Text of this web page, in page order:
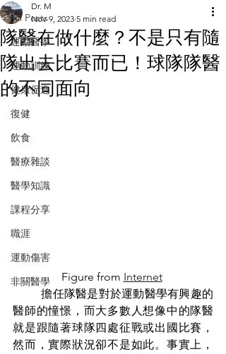
All Posts
運動醫學
運動訓練
健康促進
復健
飲食
醫療雜談
醫學知識
課程分享
職涯
運動傷害
非關醫學
隊醫在做什麼？不是只有隨
隊出去比賽而已！球隊隊醫
的不同面向
Dr. M
Nov 9, 2023 5 min read
Figure from Internet
	擔任隊醫是對於運動醫學有興趣的
醫師的憧憬，而大多數人想像中的隊醫
就是跟隨著球隊四處征戰或出國比賽，
然而，實際狀況卻不是如此。事實上，